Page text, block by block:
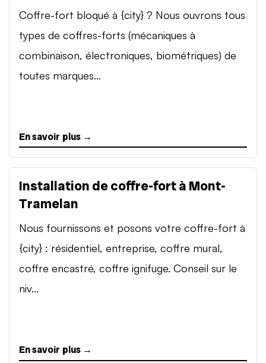
Coffre-fort bloqué à {city} ? Nous ouvrons tous
types de coffres-forts (mécaniques à
combinaison, électroniques, biométriques) de
toutes marques...
En savoir plus →
Installation de coffre-fort à Mont-
Tramelan
Nous fournissons et posons votre coffre-fort à
{city} : résidentiel, entreprise, coffre mural,
coffre encastré, coffre ignifuge. Conseil sur le
niv...
En savoir plus →